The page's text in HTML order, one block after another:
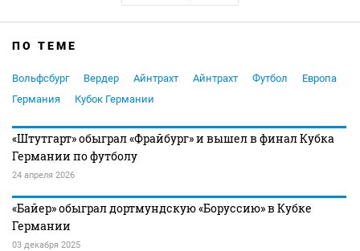
ПО ТЕМЕ
Вольфсбург Вердер Айнтрахт Айнтрахт Футбол
Европа
Германия
Кубок Германии
«Штутгарт» обыграл «Фрайбург» и вышел в финал Кубка
Германии по футболу
24 апреля 2026
«Байер» обыграл дортмундскую «Боруссию» в Кубке
Германии
03 декабря 2025